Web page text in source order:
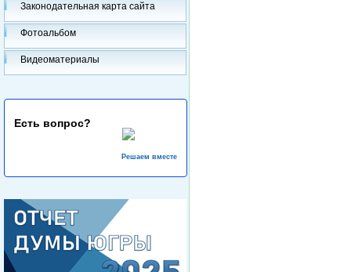
Законодательная карта сайта
Фотоальбом
Видеоматериалы
Есть вопрос?
Решаем вместе